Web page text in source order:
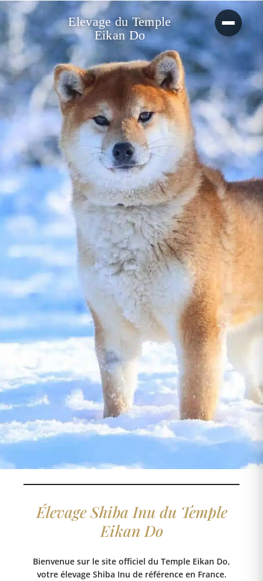
Elevage du Temple
Eikan Do
Élevage Shiba Inu du Temple
Eikan Do
Bienvenue sur le site officiel du Temple Eikan Do,
votre élevage Shiba Inu de référence en France.